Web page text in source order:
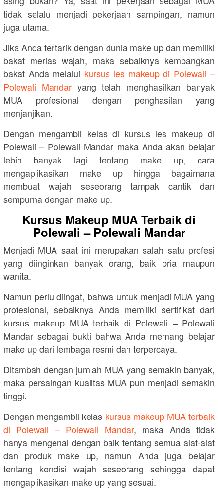
tidak selalu menjadi pekerjaan sampingan, namun
juga utama.
Jika Anda tertarik dengan dunia make up dan memiliki
bakat merias wajah, maka sebaiknya kembangkan
bakat Anda melalui kursus les makeup di Polewali –
Polewali Mandaryang telah menghasilkan banyak
MUA profesional dengan penghasilan yang
menjanjikan.
Dengan mengambil kelas di kursus les makeup di
Polewali – Polewali Mandar maka Anda akan belajar
lebih banyak lagi tentang make up, cara
mengaplikasikan make up hingga bagaimana
membuat wajah seseorang tampak cantik dan
sempurna dengan make up.
Kursus Makeup MUA Terbaik di
Polewali – Polewali Mandar
Menjadi MUA saat ini merupakan salah satu profesi
yang diinginkan banyak orang, baik pria maupun
wanita.
Namun perlu diingat, bahwa untuk menjadi MUA yang
profesional, sebaiknya Anda memiliki sertifikat dari
kursus makeup MUA terbaik di Polewali – Polewali
Mandar sebagai bukti bahwa Anda memang belajar
make up dari lembaga resmi dan terpercaya.
Ditambah dengan jumlah MUA yang semakin banyak,
maka persaingan kualitas MUA pun menjadi semakin
tinggi.
Dengan mengambil kelas kursus makeup MUA terbaik
di Polewali – Polewali Mandar, maka Anda tidak
hanya mengenal dengan baik tentang semua alat-alat
dan produk make up, namun Anda juga belajar
tentang kondisi wajah seseorang sehingga dapat
mengaplikasikan make up yang sesuai.